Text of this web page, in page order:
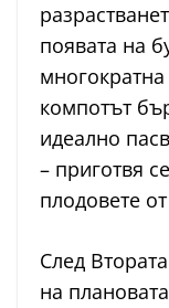
появата на
компотът
идеално
– приготвя
плодовете
След
на